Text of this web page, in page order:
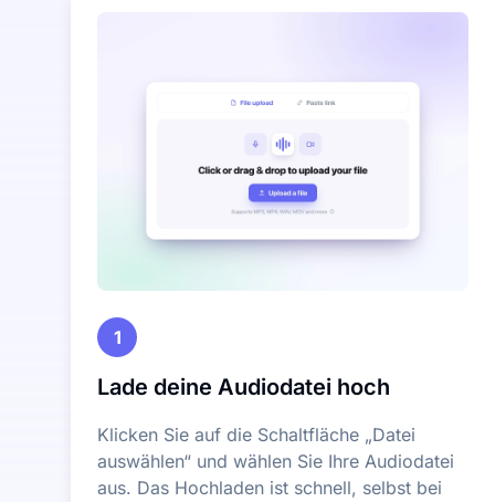
1
Lade deine Audiodatei hoch
Klicken Sie auf die Schaltfläche „Datei
auswählen“ und wählen Sie Ihre Audiodatei
aus. Das Hochladen ist schnell, selbst bei